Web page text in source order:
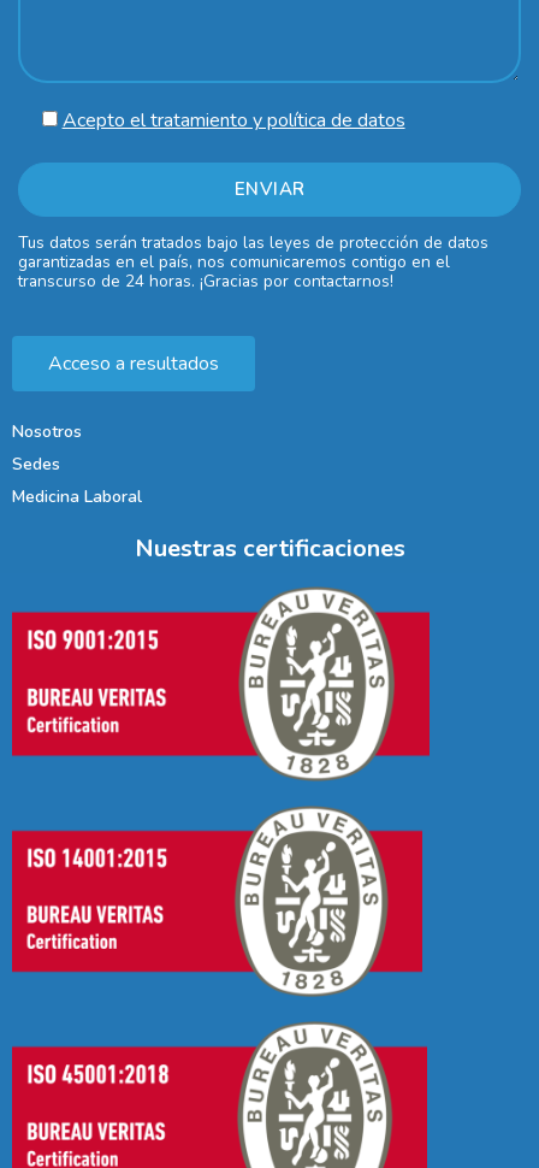
Acepto el tratamiento y política de datos
Tus datos serán tratados bajo las leyes de protección de datos
garantizadas en el país, nos comunicaremos contigo en el
transcurso de 24 horas. ¡Gracias por contactarnos!
Acceso a resultados
Nosotros
Sedes
Medicina Laboral
Nuestras certificaciones